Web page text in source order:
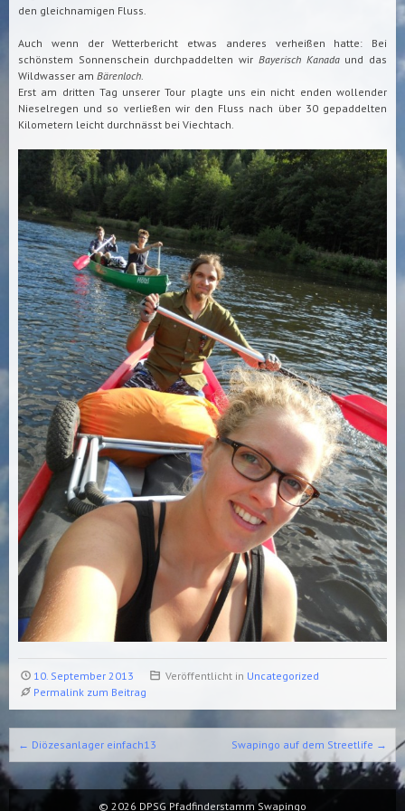
den gleichnamigen Fluss.
Auch wenn der Wetterbericht etwas anderes verheißen hatte: Bei
schönstem Sonnenschein durchpaddelten wir Bayerisch Kanadaund das
Wildwasser am Bärenloch.
Erst am dritten Tag unserer Tour plagte uns ein nicht enden wollender
Nieselregen und so verließen wir den Fluss nach über 30 gepaddelten
Kilometern leicht durchnässt bei Viechtach.
10. September 2013 Veröffentlicht in Uncategorized
Permalink zum Beitrag
Beitrags-Navigation
← Diözesanlager einfach13 Swapingo auf dem Streetlife →
© 2026 DPSG Pfadfinderstamm Swapingo